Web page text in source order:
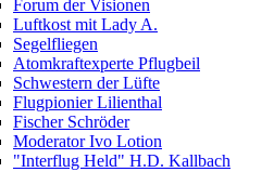
Forum der Visionen
Luftkost mit Lady A.
Segelfliegen
Atomkraftexperte Pflugbeil
Schwestern der Lüfte
Flugpionier Lilienthal
Fischer Schröder
Moderator Ivo Lotion
"Interflug Held" H.D. Kallbach